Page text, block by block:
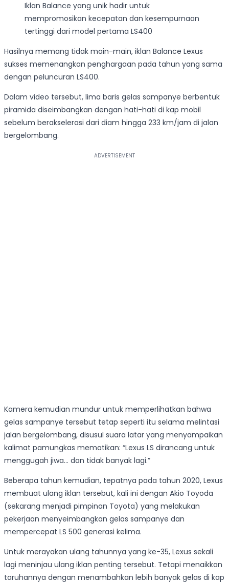
Iklan Balance yang unik hadir untuk
mempromosikan kecepatan dan kesempurnaan
tertinggi dari model pertama LS400
Hasilnya memang tidak main-main, iklan Balance Lexus
sukses memenangkan penghargaan pada tahun yang sama
dengan peluncuran LS400.
Dalam video tersebut, lima baris gelas sampanye berbentuk
piramida diseimbangkan dengan hati-hati di kap mobil
sebelum berakselerasi dari diam hingga 233 km/jam di jalan
bergelombang.
Kamera kemudian mundur untuk memperlihatkan bahwa
gelas sampanye tersebut tetap seperti itu selama melintasi
jalan bergelombang, disusul suara latar yang menyampaikan
kalimat pamungkas mematikan: “Lexus LS dirancang untuk
menggugah jiwa… dan tidak banyak lagi.”
Beberapa tahun kemudian, tepatnya pada tahun 2020, Lexus
membuat ulang iklan tersebut, kali ini dengan Akio Toyoda
(sekarang menjadi pimpinan Toyota) yang melakukan
pekerjaan menyeimbangkan gelas sampanye dan
mempercepat LS 500 generasi kelima.
Untuk merayakan ulang tahunnya yang ke-35, Lexus sekali
lagi meninjau ulang iklan penting tersebut. Tetapi menaikkan
taruhannya dengan menambahkan lebih banyak gelas di kap